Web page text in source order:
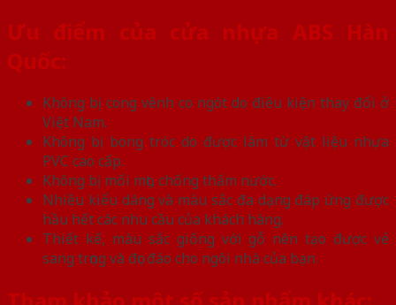
Ưu điểm của cửa nhựa ABS Hàn
Quốc:
Không bị cong vênh co ngót do điều kiện thay đổi ở
Việt Nam.
Không bị bong tróc do được làm từ vật liệu nhựa
PVC cao cấp.
Không bị mối mọt, chống thấm nước.
Nhiều kiểu dáng và màu sắc đa dạng đáp ứng được
hầu hết các nhu cầu của khách hàng.
Thiết kế, màu sắc giống với gỗ nên tạo được vẻ
sang trọng và đọc đáo cho ngôi nhà của bạn.